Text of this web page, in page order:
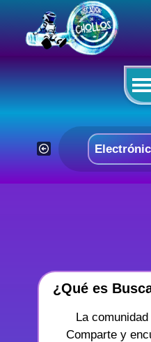
contenido
¿Qué es
La
Comparte y